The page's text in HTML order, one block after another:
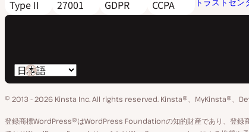
Type II 27001 GDPR CCPA
言
語
の
切
© 2013 - 2026 Kinsta Inc. All rights reserved. Kinsta®、MyKinsta®、
登録商標WordPress®はWordPress Foundationの知的財産であり、登